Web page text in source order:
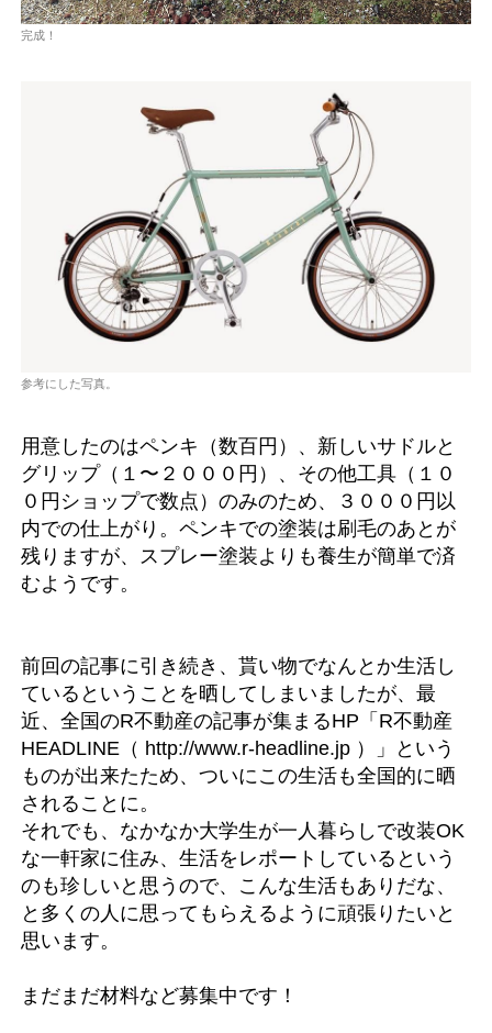
完成！
参考にした写真。
用意したのはペンキ（数百円）、新しいサドルと
グリップ（１〜２０００円）、その他工具（１０
０円ショップで数点）のみのため、３０００円以
内での仕上がり。ペンキでの塗装は刷毛のあとが
残りますが、スプレー塗装よりも養生が簡単で済
むようです。
前回の記事に引き続き、貰い物でなんとか生活し
ているということを晒してしまいましたが、最
近、全国のR不動産の記事が集まるHP「R不動産
HEADLINE（ http://www.r-headline.jp ）」という
ものが出来たため、ついにこの生活も全国的に晒
されることに。
それでも、なかなか大学生が一人暮らしで改装OK
な一軒家に住み、生活をレポートしているという
のも珍しいと思うので、こんな生活もありだな、
と多くの人に思ってもらえるように頑張りたいと
思います。
まだまだ材料など募集中です！